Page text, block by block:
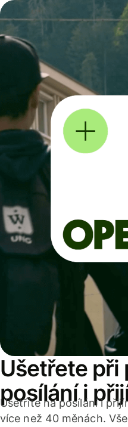
Ušetřete při
posílání i
Ušetříte na posílání i
více než 40 měnách.